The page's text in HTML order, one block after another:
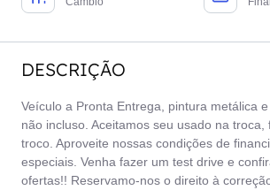
DESCRIÇÃO
Veículo a Pronta Entrega, pintura metálica
não incluso. Aceitamos seu usado na troca,
troco. Aproveite nossas condições de
especiais. Venha fazer um test drive e
ofertas!! Reservamo-nos o direito à